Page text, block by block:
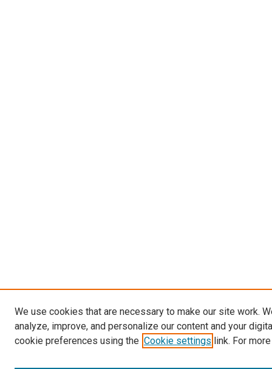
We use cookies that are necessary to make our site work.
analyze, improve, and personalize our content and your
cookie preferences using the Cookie settings link. For